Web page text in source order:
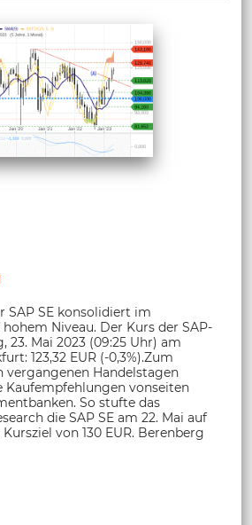
SAP SE konsolidiert im
Niveau. Der Kurs der SAP-
23. Mai 2023 (09:25 Uhr) am
123,32 EUR (-0,3%).Zum
vergangenen Handelstagen
vonseiten
So stufte das
die SAP SE am 22. Mai auf
von 130 EUR. Berenberg